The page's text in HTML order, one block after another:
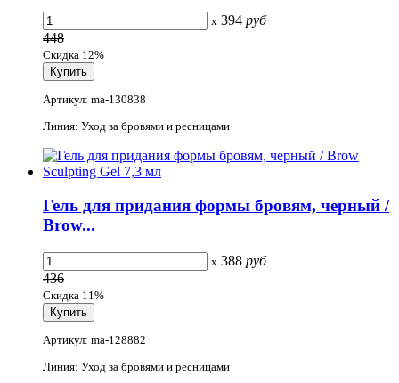
x 394 руб
448
Скидка 12%
Артикул: ma-130838
Линия: Уход за бровями и ресницами
Гель для придания формы бровям, черный /
Brow...
x 388 руб
436
Скидка 11%
Артикул: ma-128882
Линия: Уход за бровями и ресницами